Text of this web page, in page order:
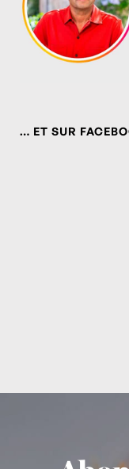
… ET SUR